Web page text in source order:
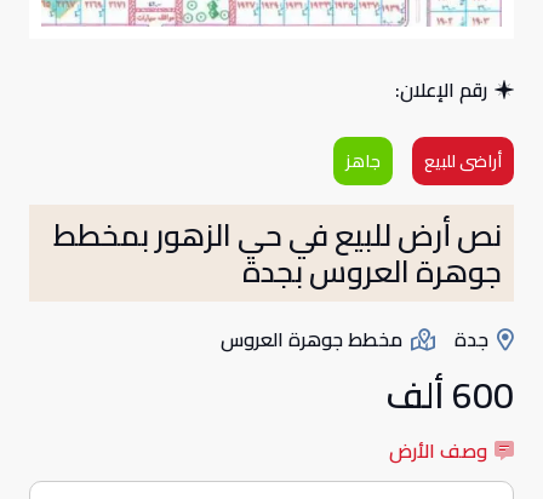
رقم الإعلان:
أراضى للبيع جاهز
نص أرض للبيع في حي الزهور بمخطط
جوهرة العروس بجدة
جدة مخطط جوهرة العروس
600 ألف
وصف الأرض